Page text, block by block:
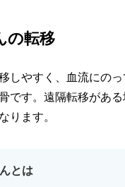
の転移
しやすく、血流にの
です。遠隔転移があ
ります。
とは